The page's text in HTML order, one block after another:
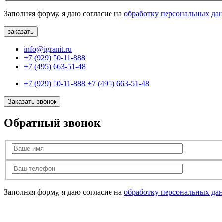
Заполняя форму, я даю согласие на обработку персональных
info@igranit.ru
+7 (929) 50-11-888
+7 (495) 663-51-48
+7 (929) 50-11-888 +7 (495) 663-51-48
Заказать звонок
Обратный звонок
Заполняя форму, я даю согласие на обработку персональных